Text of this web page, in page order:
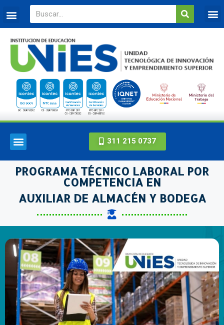
311 215 0737
PROGRAMA TÉCNICO LABORAL POR
COMPETENCIA EN
AUXILIAR DE ALMACÉN Y BODEGA